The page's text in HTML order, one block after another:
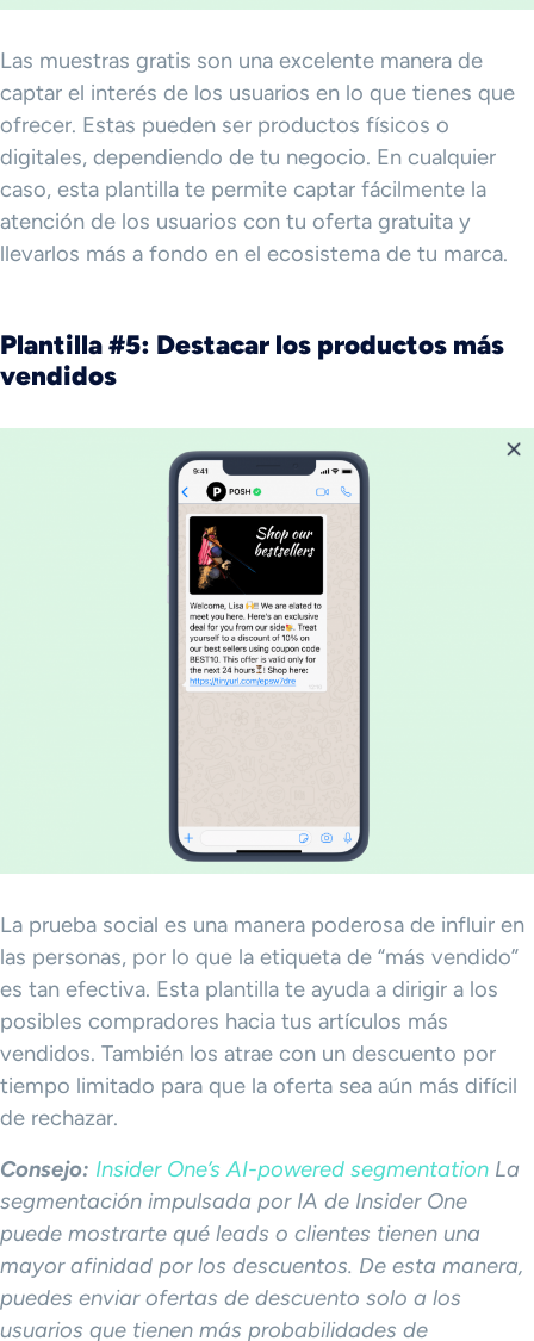
Las muestras gratis son una excelente manera de
captar el interés de los usuarios en lo que tienes que
ofrecer. Estas pueden ser productos físicos o
digitales, dependiendo de tu negocio. En cualquier
caso, esta plantilla te permite captar fácilmente la
atención de los usuarios con tu oferta gratuita y
llevarlos más a fondo en el ecosistema de tu marca.
Plantilla #5: Destacar los productos más
vendidos
La prueba social es una manera poderosa de influir en
las personas, por lo que la etiqueta de “más vendido”
es tan efectiva. Esta plantilla te ayuda a dirigir a los
posibles compradores hacia tus artículos más
vendidos. También los atrae con un descuento por
tiempo limitado para que la oferta sea aún más difícil
de rechazar.
Consejo: Insider One’s AI-powered segmentation La
segmentación impulsada por IA de Insider One
puede mostrarte qué leads o clientes tienen una
mayor afinidad por los descuentos. De esta manera,
puedes enviar ofertas de descuento solo a los
usuarios que tienen más probabilidades de